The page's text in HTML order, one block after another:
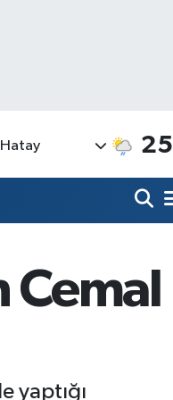
Hatay 25
Cemal
yaptığı